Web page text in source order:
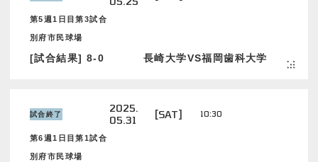
第5週1日目第3試合
別府市民球場
[試合結果] 8-0 長崎大学VS福岡歯科大学
試合終了
2025.
05.31
[SAT] 10:30
第6週1日目第1試合
別府市民球場